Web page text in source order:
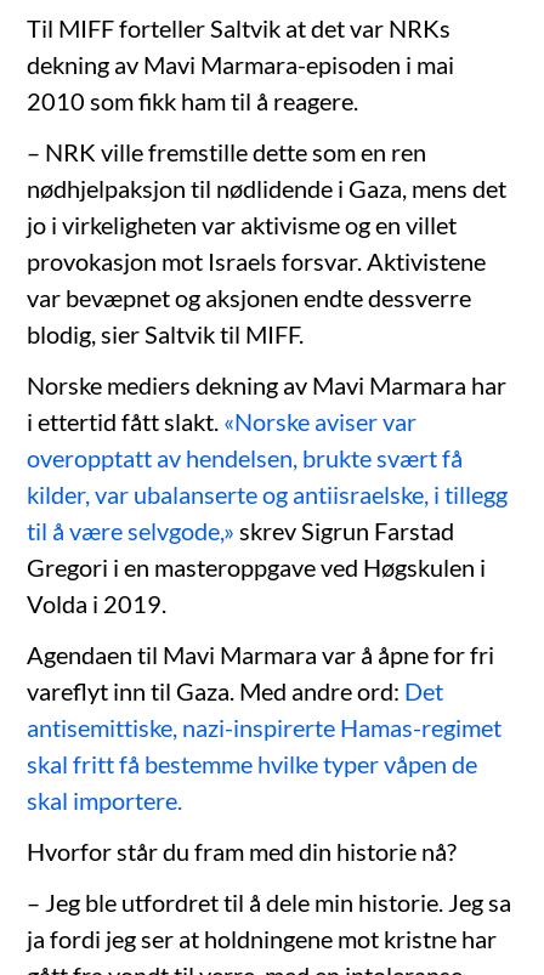
Til MIFF forteller Saltvik at det var NRKs
dekning av Mavi Marmara-episoden i mai
2010 som fikk ham til å reagere.
– NRK ville fremstille dette som en ren
nødhjelpaksjon til nødlidende i Gaza, mens det
jo i virkeligheten var aktivisme og en villet
provokasjon mot Israels forsvar. Aktivistene
var bevæpnet og aksjonen endte dessverre
blodig, sier Saltvik til MIFF.
Norske mediers dekning av Mavi Marmara har
i ettertid fått slakt. «Norske aviser var
overopptatt av hendelsen, brukte svært få
kilder, var ubalanserte og antiisraelske, i tillegg
til å være selvgode,» skrev Sigrun Farstad
Gregori i en masteroppgave ved Høgskulen i
Volda i 2019.
Agendaen til Mavi Marmara var å åpne for fri
vareflyt inn til Gaza. Med andre ord: Det
antisemittiske, nazi-inspirerte Hamas-regimet
skal fritt få bestemme hvilke typer våpen de
skal importere.
Hvorfor står du fram med din historie nå?
– Jeg ble utfordret til å dele min historie. Jeg sa
ja fordi jeg ser at holdningene mot kristne har